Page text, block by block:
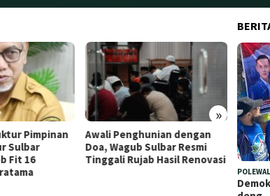
»
dengan
Resmi
Renovasi
Plt. Kepala Bapperida Sulbar
Tekankan Sinergi
Perencanaan dan Penguatan